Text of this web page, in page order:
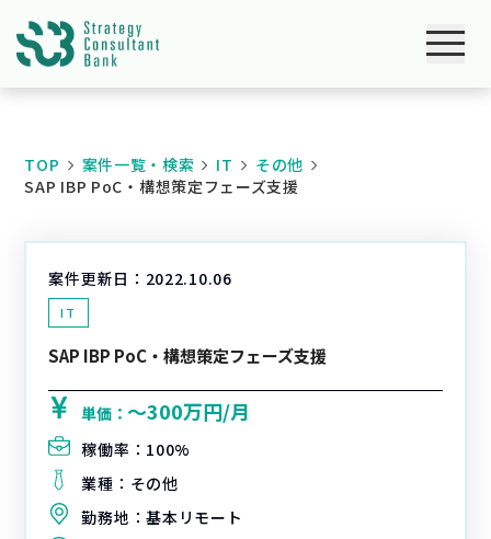
TOP 案件一覧・検索 IT
その他
SAP IBP PoC・構想策定フェーズ支援
案件更新日： 2022.10.06
IT
SAP IBP PoC・構想策定フェーズ支援
単価：〜300万円/月
稼働率： 100%
業種： その他
勤務地：基本リモート